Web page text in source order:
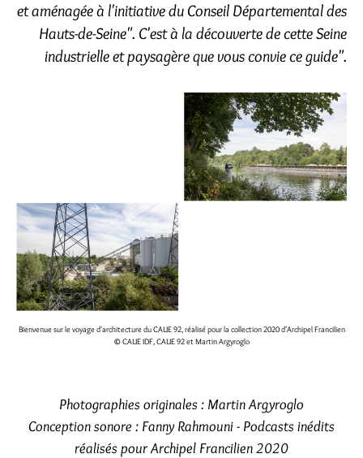
et aménagée à l'initiative du Conseil Départemental des
Hauts-de-Seine". C'est à la découverte de cette Seine
industrielle et paysagère que vous convie ce guide".
Bienvenue sur le voyage d'architecture du CAUE 92, réalisé pour la collection 2020 d'Archipel Francilien
© CAUE IDF, CAUE 92 et Martin Argyroglo
Photographies originales : Martin Argyroglo
Conception sonore : Fanny Rahmouni - Podcasts inédits
réalisés pour Archipel Francilien 2020